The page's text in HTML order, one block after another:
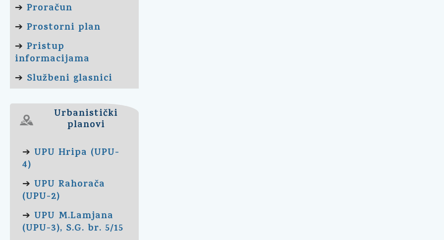
➔ Proračun
➔ Prostorni plan
➔ Pristup
informacijama
➔ Službeni glasnici
Urbanistički
planovi
➔ UPU Hripa (UPU-
4)
➔ UPU Rahorača
(UPU-2)
➔ UPU M.Lamjana
(UPU-3), S.G. br. 5/15